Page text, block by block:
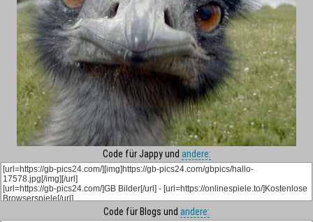
Code für Jappy und andere:
Code für Blogs und andere: